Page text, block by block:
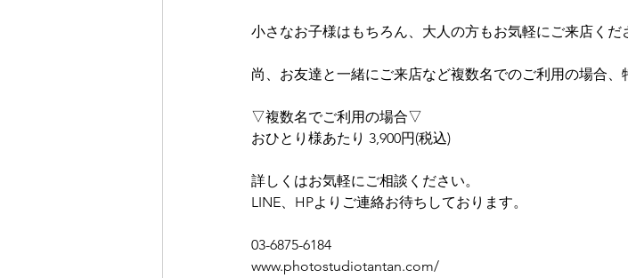
小さなお子様はもちろん、大人の方もお気軽にご来店くだ
尚、お友達と一緒にご来店など複数名でのご利用の場合、
▽複数名でご利用の場合▽
おひとり様あたり 3,900円(税込)
詳しくはお気軽にご相談ください。
LINE、HPよりご連絡お待ちしております。
03-6875-6184
www.photostudiotantan.com/